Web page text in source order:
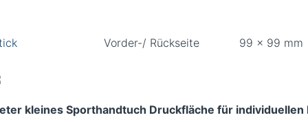
Vorder-/ Rückseite 99 x 99 mm
kleines Sporthandtuch Druckfläche für individuellen